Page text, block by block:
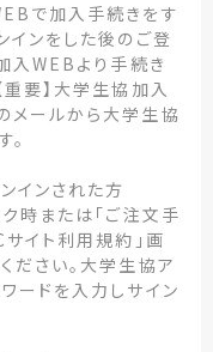
で加入手続きをす
インをした後のご登
入WEBより手続き
重要】大学生協加入
メールから大学生協
インされた方
時または「ご注文手
サイト利用規約」画
ださい。大学生協ア
ードを入力しサイン